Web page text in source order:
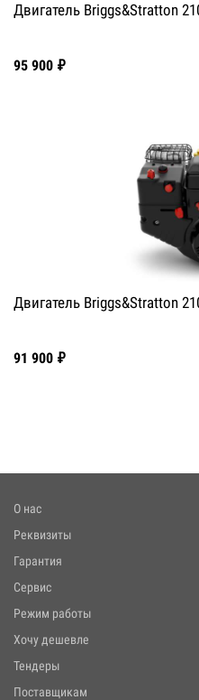
Двигатель Briggs&Stratton
95 900 ₽
Двигатель Briggs&Stratton
91 900 ₽
О нас
Реквизиты
Гарантия
Сервис
Режим работы
Хочу дешевле
Тендеры
Поставщикам